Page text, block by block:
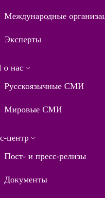
Международные
Эксперты
нас
Русскоязычные СМИ
Мировые СМИ
центр
Пост- и пресс-релизы
Документы